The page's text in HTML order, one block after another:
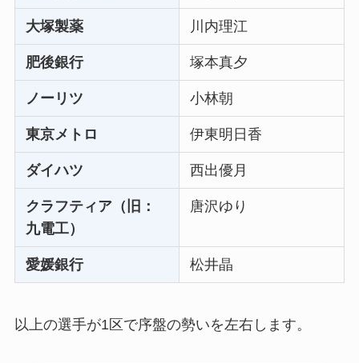
大塚製薬 川内理江
肥後銀行 塚本真夕
ノーリツ 小林朝
東京メトロ 伊東明日香
ダイハツ 西出優月
クラフティア（旧：
九電工）
唐沢ゆり
愛媛銀行 松井晶
以上の選手が1区で序盤の勢いを左右します。